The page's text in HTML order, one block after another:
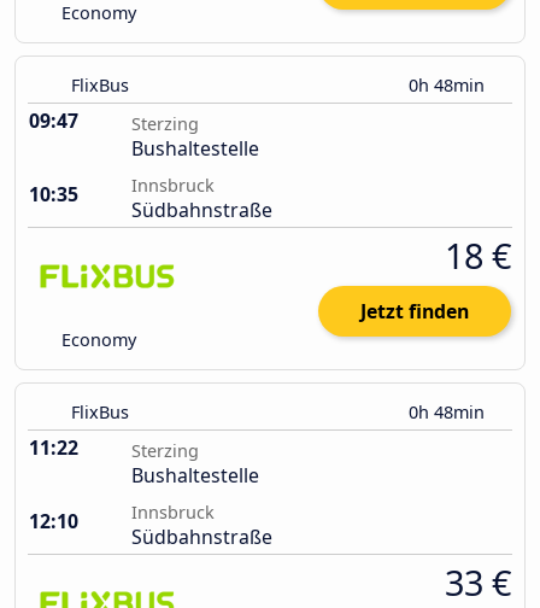
Economy
FlixBus 0h 48min
09:47 Sterzing
Bushaltestelle
10:35
Innsbruck
Südbahnstraße
Economy
18 €
Jetzt finden
FlixBus 0h 48min
11:22 Sterzing
Bushaltestelle
12:10
Innsbruck
Südbahnstraße
33 €